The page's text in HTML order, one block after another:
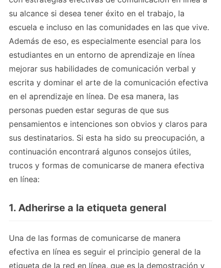
su alcance si desea tener éxito en el trabajo, la
escuela e incluso en las comunidades en las que vive.
Además de eso, es especialmente esencial para los
estudiantes en un entorno de aprendizaje en línea
mejorar sus habilidades de comunicación verbal y
escrita y dominar el arte de la comunicación efectiva
en el aprendizaje en línea. De esa manera, las
personas pueden estar seguras de que sus
pensamientos e intenciones son obvios y claros para
sus destinatarios. Si esta ha sido su preocupación, a
continuación encontrará algunos consejos útiles,
trucos y formas de comunicarse de manera efectiva
en línea:
1. Adherirse a la etiqueta general
Una de las formas de comunicarse de manera
efectiva en línea es seguir el principio general de la
etiqueta de la red en línea, que es la demostración y